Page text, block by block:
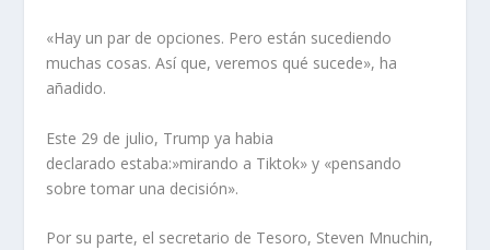
«Hay un par de opciones. Pero están sucediendo
muchas cosas. Así que, veremos qué sucede», ha
añadido.
Este 29 de julio, Trump ya habia
declarado estaba:»mirando a Tiktok» y «pensando
sobre tomar una decisión».
Por su parte, el secretario de Tesoro, Steven Mnuchin,